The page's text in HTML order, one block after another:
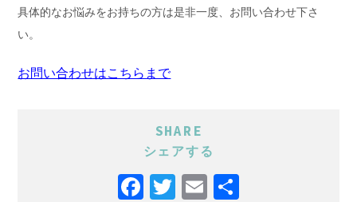
具体的なお悩みをお持ちの方は是非一度、お問い合わせ下さ
い。
お問い合わせはこちらまで
SHARE
シェアする
Facebook
TwitterEmail